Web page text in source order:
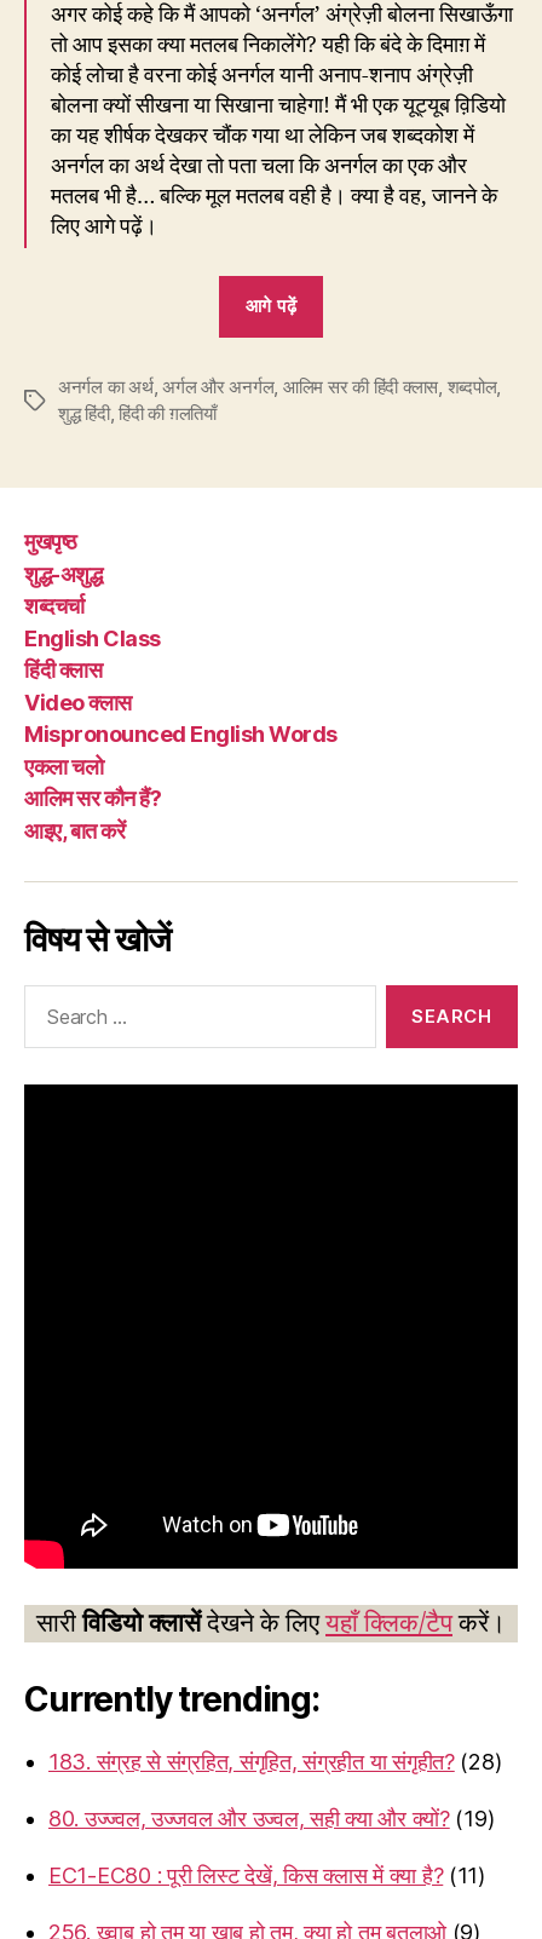
अगर कोई कहे कि मैं आपको ‘अनर्गल’ अंग्रेज़ी बोलना सिखाऊँगा
तो आप इसका क्या मतलब निकालेंगे? यही कि बंदे के दिमाग़ में
कोई लोचा है वरना कोई अनर्गल यानी अनाप-शनाप अंग्रेज़ी
बोलना क्यों सीखना या सिखाना चाहेगा! मैं भी एक यूट्यूब व़िडियो
का यह शीर्षक देखकर चौंक गया था लेकिन जब शब्दकोश में
अनर्गल का अर्थ देखा तो पता चला कि अनर्गल का एक और
मतलब भी है… बल्कि मूल मतलब वही है। क्या है वह, जानने के
लिए आगे पढ़ें।
आगे पढ़ें
क्या
या
Tags
अनर्गल का अर्थ,अर्गल और अनर्गल, आलिम सर की हिंदी क्लास, शब्दपोल,
शुद्ध हिंदी,हिंदी की ग़लतियाँ
मुखपृष्ठ
शुद्ध-अशुद्ध
शब्दचर्चा
English Class
हिंदी क्लास
Video क्लास
Mispronounced English Words
एकला चलो
आलिम सर कौन हैं?
आइए, बात करें
विषय से खोजें
सारीविडियो क्लासेंदेखने के लिएयहाँ क्लिक/टैपकरें।
Currently trending:
183. संग्रह से संग्रहित, संगृहित, संग्रहीत या संगृहीत? (28)
80. उज्ज्वल, उज्जवल और उज्वल, सही क्या और क्यों? (19)
EC1-EC80 : पूरी लिस्ट देखें, किस क्लास में क्या है? (11)
256. ख़्वाब हो तुम या ख़ाब हो तुम, क्या हो तुम बतलाओ (9)